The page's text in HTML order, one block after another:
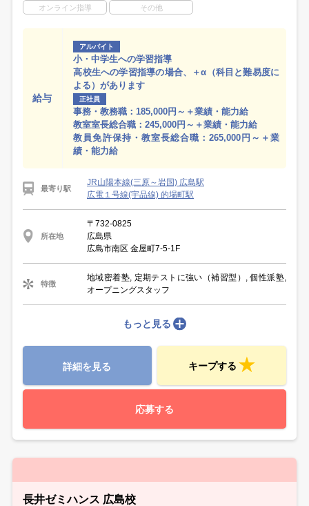
オンライン指導 その他
給与
アルバイト
小・中学生への学習指導
高校生への学習指導の場合、＋α（科目と難易度に
よる）があります
正社員
事務・教務職：185,000円～＋業績・能力給
教室室長総合職：245,000円～＋業績・能力給
教員免許保持・教室長総合職：265,000円～＋業
績・能力給
最寄り駅
JR山陽本線(三原～岩国) 広島駅
広電１号線(宇品線) 的場町駅
所在地
〒732-0825
広島県
広島市南区 金屋町7-5-1F
特徴
地域密着塾, 定期テストに強い（補習型）, 個性派塾,
オープニングスタッフ
もっと見る
詳細を見る キープする
応募する
長井ゼミハンス 広島校